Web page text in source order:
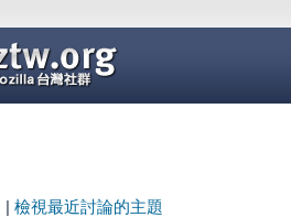
檢視最近討論的主題